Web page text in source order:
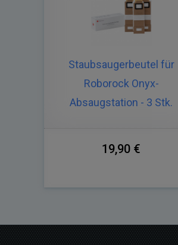
Staubsaugerbeutel für
Roborock Onyx-
Absaugstation - 3 Stk.
19,90 €